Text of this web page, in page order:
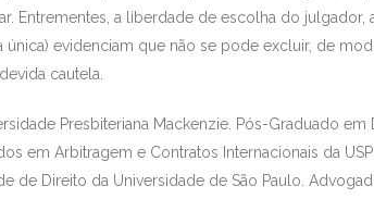
Entrementes, a liberdade de escolha do
única) evidenciam que não se pode excluir, de
cautela.
Presbiteriana Mackenzie. Pós-Graduado
em Arbitragem e Contratos Internacionais da
de Direito da Universidade de São Paulo.